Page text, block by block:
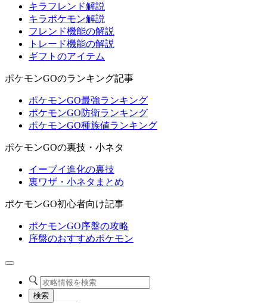
キラフレンド解説
キラポケモン解説
フレンド機能の解説
トレード機能の解説
ギフトのアイテム
ポケモンGOのランキング記事
ポケモンGO最強ランキング
ポケモンGO防衛ランキング
ポケモンGO種族値ランキング
ポケモンGOの裏技・小ネタ
イーブイ進化の裏技
裏ワザ・小ネタまとめ
ポケモンGO初心者向け記事
ポケモンGO序盤の攻略
序盤のおすすめポケモン
検索